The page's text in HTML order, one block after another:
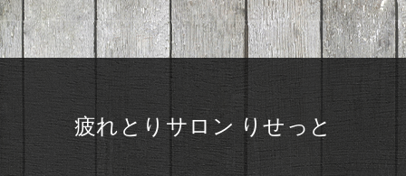
疲れとりサロン りせっと